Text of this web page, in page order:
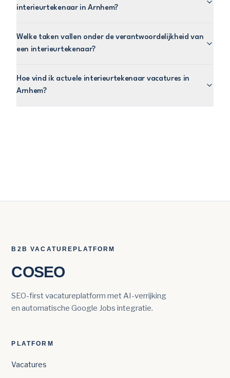
interieurtekenaar in Arnhem?
Welke taken vallen onder de verantwoordelijkheid van
een interieurtekenaar?
Hoe vind ik actuele interieurtekenaar vacatures in
Arnhem?
B2B VACATUREPLATFORM
COSEO
SEO-first vacatureplatform met AI-verrijking
en automatische Google Jobs integratie.
PLATFORM
Vacatures